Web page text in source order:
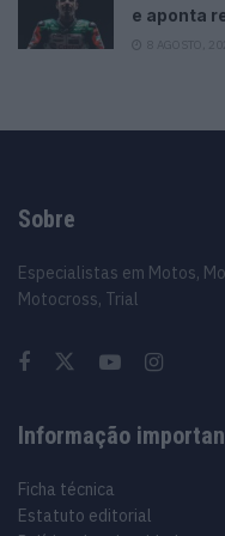
e aponta
Sobre
Especialistas em Motos,
Motocross, Trial
Informação
Ficha técnica
Estatuto editorial